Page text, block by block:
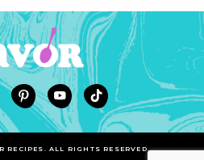
RECIPES. ALL RIGHTS RESERVED.